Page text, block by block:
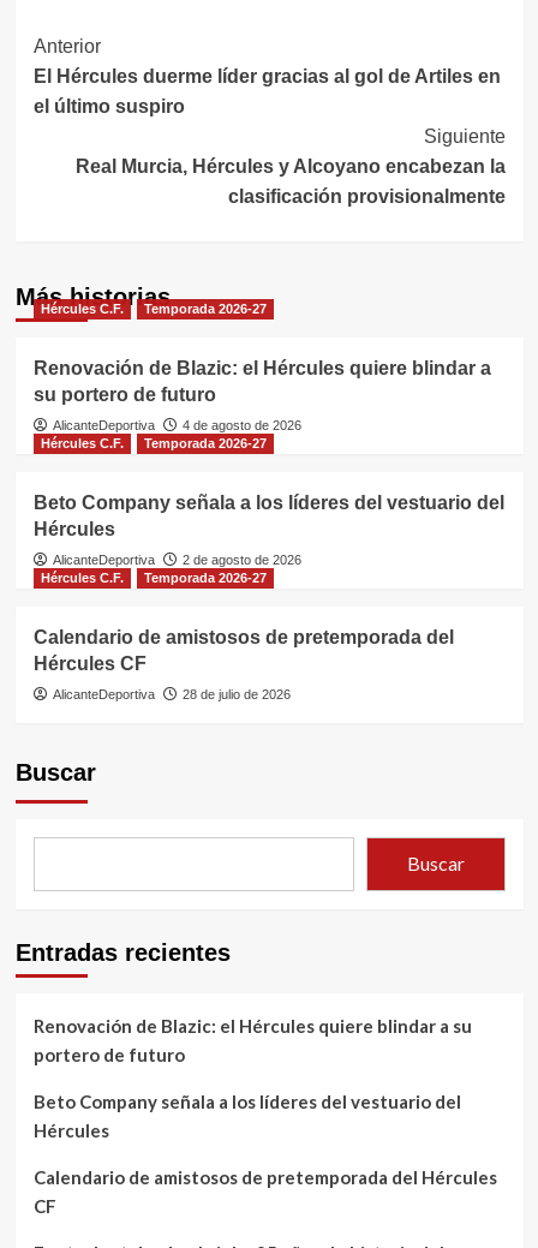
Navegación
de
entradas
Anterior
El Hércules duerme líder gracias al gol de Artiles en
el último suspiro
Siguiente
Real Murcia, Hércules y Alcoyano encabezan la
clasificación provisionalmente
Más historias
Hércules C.F. Temporada 2026-27
Renovación de Blazic: el Hércules quiere blindar a
su portero de futuro
AlicanteDeportiva
4 de agosto de 2026
Hércules C.F.
Temporada 2026-27
Beto Company señala a los líderes del vestuario del
Hércules
AlicanteDeportiva
2 de agosto de 2026
Hércules C.F.
Temporada 2026-27
Calendario de amistosos de pretemporada del
Hércules CF
AlicanteDeportiva 28 de julio de 2026
Buscar
Buscar
Entradas recientes
Renovación de Blazic: el Hércules quiere blindar a su
portero de futuro
Beto Company señala a los líderes del vestuario del
Hércules
Calendario de amistosos de pretemporada del Hércules
CF